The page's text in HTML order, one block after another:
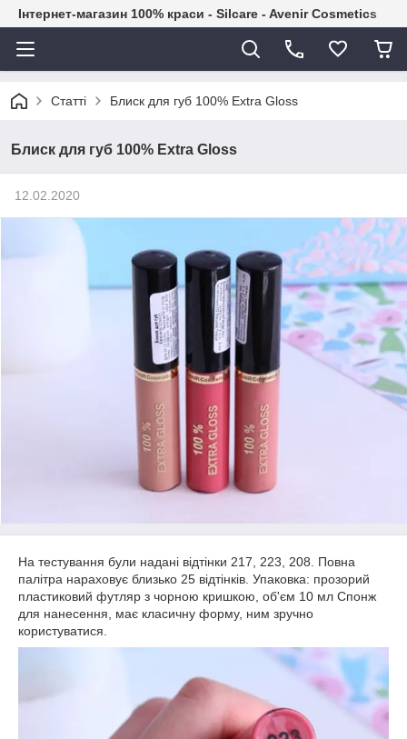
Інтернет-магазин 100% краси - Silcare - Avenir Cosmetics
Статті Блиск для губ 100% Extra Gloss
Блиск для губ 100% Extra Gloss
12.02.2020
На тестування були надані відтінки 217, 223, 208. Повна
палітра нараховує близько 25 відтінків. Упаковка: прозорий
пластиковий футляр з чорною кришкою, об'єм 10 мл Спонж
для нанесення, має класичну форму, ним зручно
користуватися.